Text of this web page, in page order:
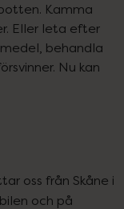
Kamma
Eller leta efter
behandla
Nu kan
oss från Skåne i
och på